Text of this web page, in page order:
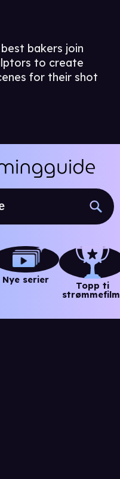
bakers join
to create
for their shot
Nye serier
Topp ti